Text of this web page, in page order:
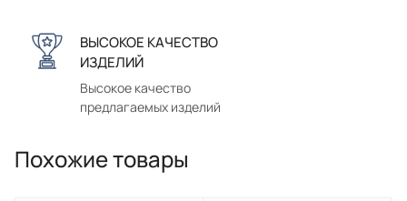
ВЫСОКОЕ КАЧЕСТВО
ИЗДЕЛИЙ
Высокое качество
предлагаемых изделий
Похожие товары